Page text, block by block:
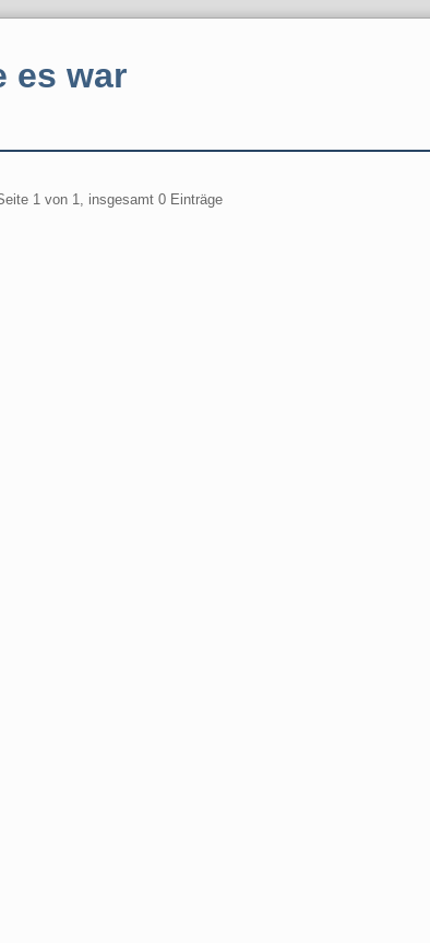
es war
1 von 1, insgesamt 0 Einträge